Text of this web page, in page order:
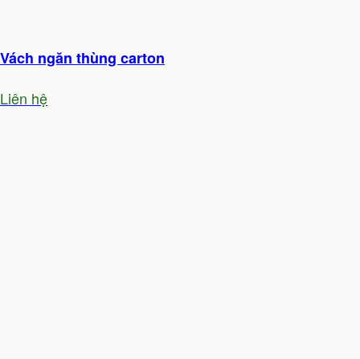
Vách ngăn thùng carton
Liên hệ